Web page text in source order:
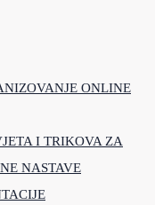
ONLINE
I TRIKOVA ZA
NASTAVE